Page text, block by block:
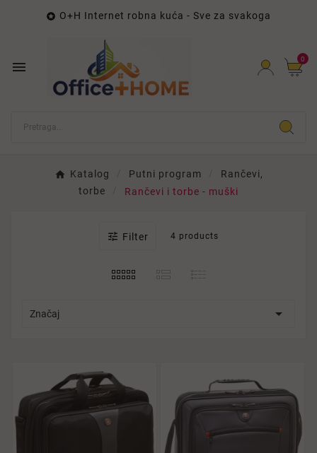
 O+H Internet robna kuća - Sve za svakoga
 0
Katalog Putni program
Rančevi,
torbe
Rančevi i torbe - muški
 Filter 4 products
Značaj 